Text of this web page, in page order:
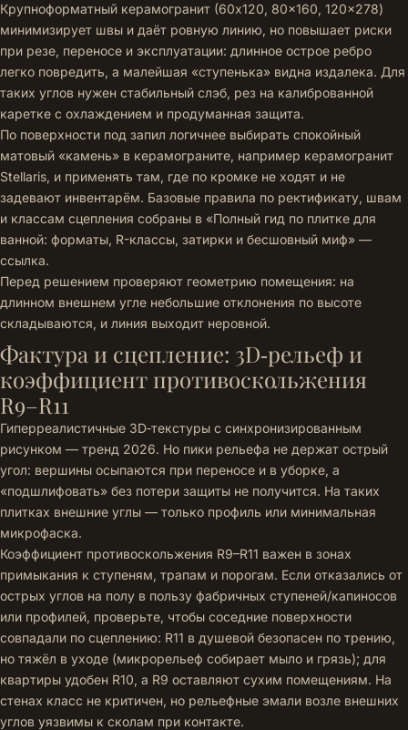
Крупноформатный керамогранит (60x120, 80x160, 120x278)
минимизирует швы и даёт ровную линию, но повышает риски
при резе, переносе и эксплуатации: длинное острое ребро
легко повредить, а малейшая «ступенька» видна издалека. Для
таких углов нужен стабильный слэб, рез на калиброванной
каретке с охлаждением и продуманная защита.
По поверхности под запил логичнее выбирать спокойный
матовый «камень» в керамограните, например керамогранит
Stellaris, и применять там, где по кромке не ходят и не
задевают инвентарём. Базовые правила по ректификату, швам
и классам сцепления собраны в «Полный гид по плитке для
ванной: форматы, R-классы, затирки и бесшовный миф» —
ссылка.
Перед решением проверяют геометрию помещения: на
длинном внешнем угле небольшие отклонения по высоте
складываются, и линия выходит неровной.
Фактура и сцепление: 3D‑рельеф и
коэффициент противоскольжения
R9–R11
Гиперреалистичные 3D‑текстуры с синхронизированным
рисунком — тренд 2026. Но пики рельефа не держат острый
угол: вершины осыпаются при переносе и в уборке, а
«подшлифовать» без потери защиты не получится. На таких
плитках внешние углы — только профиль или минимальная
микрофаска.
Коэффициент противоскольжения R9–R11 важен в зонах
примыкания к ступеням, трапам и порогам. Если отказались от
острых углов на полу в пользу фабричных ступеней/капиносов
или профилей, проверьте, чтобы соседние поверхности
совпадали по сцеплению: R11 в душевой безопасен по трению,
но тяжёл в уходе (микрорельеф собирает мыло и грязь); для
квартиры удобен R10, а R9 оставляют сухим помещениям. На
стенах класс не критичен, но рельефные эмали возле внешних
углов уязвимы к сколам при контакте.